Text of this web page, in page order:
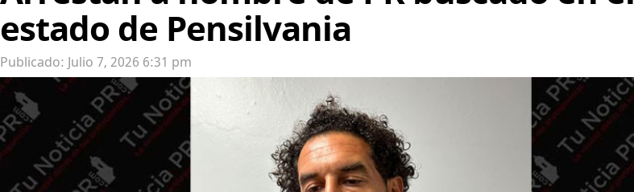
estado de Pensilvania
Publicado: Julio 7, 2026 6:31 pm